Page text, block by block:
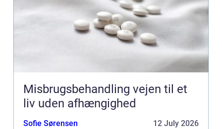
Misbrugsbehandling vejen til et
liv uden afhængighed
Sofie Sørensen 12 July 2026